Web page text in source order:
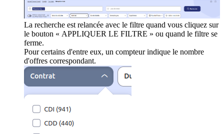
La recherche est relancée avec le filtre quand vous cliquez sur
le bouton « APPLIQUER LE FILTRE » ou quand le filtre se
ferme.
Pour certains d'entre eux, un compteur indique le nombre
d'offres correspondant.